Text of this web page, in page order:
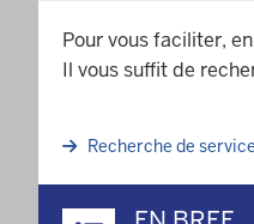
Pour vous faciliter,
Il vous suffit de
Recherche de